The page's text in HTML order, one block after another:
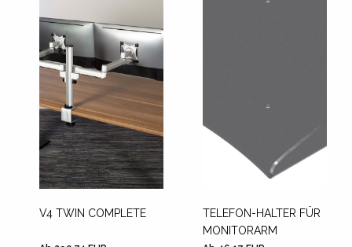
V4 TWIN COMPLETE
TELEFON-HALTER FÜR
MONITORARM